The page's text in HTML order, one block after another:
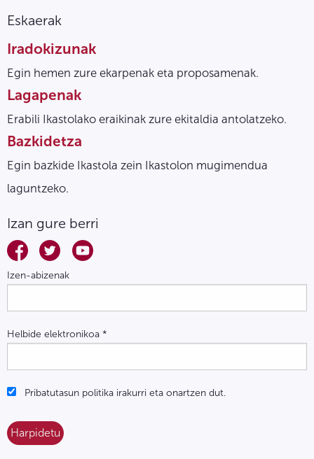
Eskaerak
Iradokizunak
Egin hemen zure ekarpenak eta proposamenak.
Lagapenak
Erabili Ikastolako eraikinak zure ekitaldia antolatzeko.
Bazkidetza
Egin bazkide Ikastola zein Ikastolon mugimendua
laguntzeko.
Izan gure berri
Izen-abizenak
Helbide elektronikoa *
Pribatutasun politika irakurri eta onartzen dut.